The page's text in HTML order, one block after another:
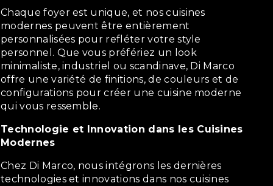
Chaque foyer est unique, et nos cuisines
modernes peuvent être entièrement
personnalisées pour refléter votre style
personnel. Que vous préfériez un look
minimaliste, industriel ou scandinave, Di Marco
offre une variété de finitions, de couleurs et de
configurations pour créer une cuisine moderne
qui vous ressemble.
Technologie et Innovation dans les Cuisines
Modernes
Chez Di Marco, nous intégrons les dernières
technologies et innovations dans nos cuisines